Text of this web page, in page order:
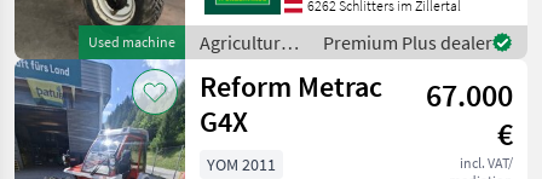
MODEL
2002
CM
818
Used machine
2.40 m Agricultural motor
vehicles Two-axle mowers
6262 Schlitters im Zillertal
Agricultural
motor
vehicles /
Reform
Premium Plus dealer
Reform Metrac
G4X
67.000
€
incl. VAT/
YOM 2011